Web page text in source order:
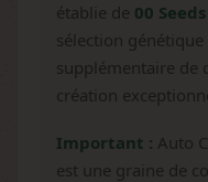
établie de 00
sélection
supplémentaire de
création
Important : Auto
est une graine de